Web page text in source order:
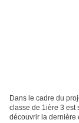
Dans le cadre du
classe de 1ière 3 est
découvrir la dernière